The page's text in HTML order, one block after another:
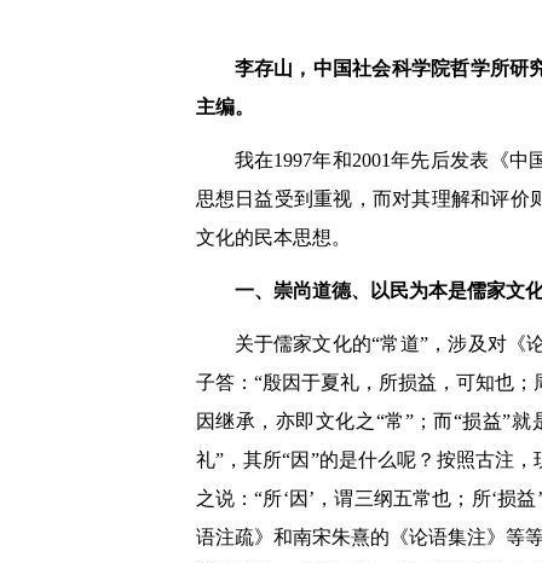
李存山，中国社会科学院哲学所研
主编。
我在1997年和2001年先后发表《
思想日益受到重视，而对其理解和评
文化的民本思想。
一、崇尚道德、以民为本是儒家文
关于儒家文化的“常道”，涉及对《
子答：“殷因于夏礼，所损益，可知也
因继承，亦即文化之“常”；而“损益”
礼”，其所“因”的是什么呢？按照古注
之说：“所‘因’，谓三纲五常也；所‘损
语注疏》和南宋朱熹的《论语集注》等